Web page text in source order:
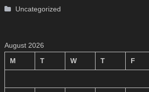
Uncategorized
August 2026
M
T W T F